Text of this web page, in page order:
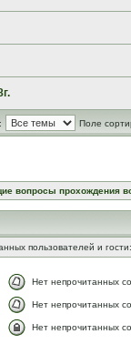
Поле
вопросы прохождения
пользователей и
Нет непрочитанных
Нет непрочитанных
Нет непрочитанных